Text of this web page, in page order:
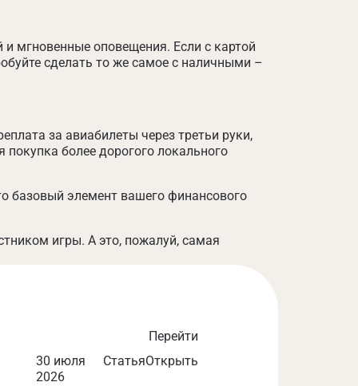
мгновенные оповещения. Если с картой
сделать то же самое с наличными –
за авиабилеты через третьи руки,
более дорогого локального
базовый элемент вашего финансового
игры. А это, пожалуй, самая
Перейти
30 июля
2026
СтатьяОткрыть